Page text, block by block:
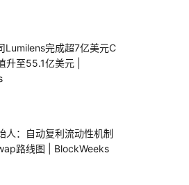
Lumilens完成超7亿美元C
升至55.1亿美元 |
人：自动复利流动性机制
路线图 | BlockWeeks